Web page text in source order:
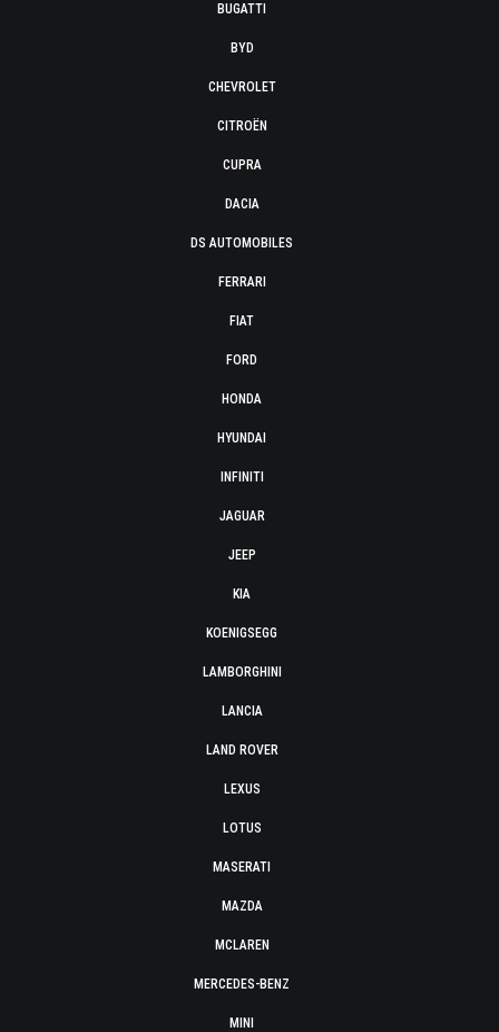
BUGATTI
BYD
CHEVROLET
CITROËN
CUPRA
DACIA
DS AUTOMOBILES
FERRARI
FIAT
FORD
HONDA
HYUNDAI
INFINITI
JAGUAR
JEEP
KIA
KOENIGSEGG
LAMBORGHINI
LANCIA
LAND ROVER
LEXUS
LOTUS
MASERATI
MAZDA
MCLAREN
MERCEDES-BENZ
MINI